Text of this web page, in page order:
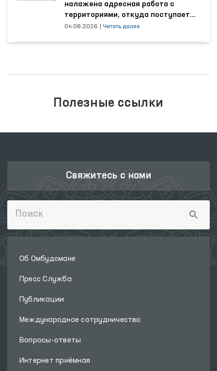
налажена адресная работа с
территориями, откуда поступает
наибольшее количество обращений
04.08.2026 Читать далее
Полезные ссылки
Свяжитесь с нами
Об Омбудсмане
Пресс Служба
Публикации
Международное сотрудничество
Вопросы-ответы
Интернет приёмная